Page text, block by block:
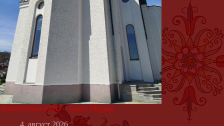
Заштитница жена – Блага Марија